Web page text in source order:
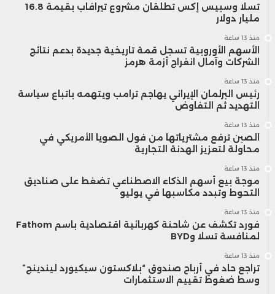
تسلا وسبيس إكس تطلقان مشروع تيرافاب بقيمة 16.8
مليار دولار
منذ 13 ساعة
الأسهم الأوروبية تسجل قمة تاريخية جديدة بدعم نتائج
الشركات وآمال انفراج أزمة هرمز
منذ 13 ساعة
رئيس البرلمان الإيراني يهاجم ترامب ويتهمه باتباع سياسة
التهديد ثم التفاوض
منذ 13 ساعة
الصين ترفع مشترياتها من فول الصويا الأمريكي في
محاولة لتعزيز الهدنة التجارية
منذ 13 ساعة
موجة بيع أسهم الذكاء الاصطناعي تضغط على صناديق
التحوط وتبدد مكاسبها في يوليو
منذ 13 ساعة
فورد تكشف عن شاحنة كهربائية اقتصادية باسم Fathom
لمنافسة تسلا وBYD
منذ 13 ساعة
تراجع حاد في أرباح صندوق “بلاكستون سيكيورد ليندينج”
وسط ضغوط تقييم الاستثمارات